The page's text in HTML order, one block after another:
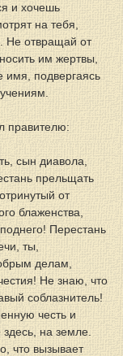
и хочешь
на тебя,
Не отвращай от
им жертвы,
имя, подвергаясь
правителю:
сын диавола,
прельщать
от
блаженства,
Перестань
ты,
делам,
Не знаю, что
соблазнитель!
честь и
на земле.
что вызывает